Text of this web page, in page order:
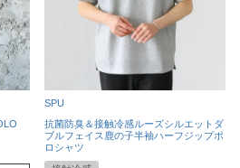
SPU
抗菌防臭＆接触冷感ルーズシルエットダ
ブルフェイス鹿の子半袖ハーフジップポ
ロシャツ